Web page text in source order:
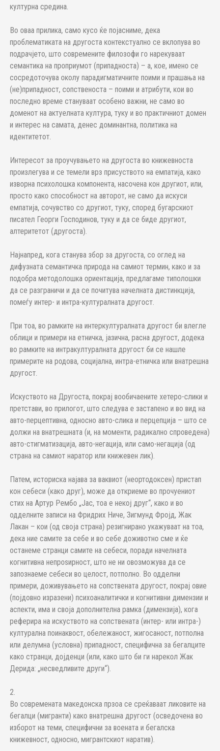
културна средина.
Во оваа прилика, само кусо ќе појасниме, дека
проблематиката на другоста контекстуално се вклопува во
подрачјето, што современите филозофи го нарекуваат
семантика на проприумот (припадноста) – а, кое, имено се
сосредоточува околу парадигматичните поими и прашања на
(не)припадност, сопственоста – поими и атрибути, кои во
последно време стануваат особено важни, не само во
доменот на актуелната култура, туку и во практичниот домен
и интерес на самата, денес доминантна, политика на
идентитетот.
Интересот за проучувањето на другоста во книжевноста
произлегува и се темели врз присуството на емпатија, како
изворна психолошка компонента, насочена кон другиот, или,
просто како способност на авторот, не само да искуси
емпатија, сочувство со другиот, туку, според бугарскиот
писател Георги Господинов, туку и да се биде другиот,
алтеритетот (другоста).
Најнапред, кога станува збор за другоста, со оглед на
дифузната семантичка природа на самиот термин, како и за
подобра методолошка ориентација, предлагаме типолошки
да се разграничи и да се почитува начелната дистинкција,
помеѓу интер- и интра-културалната другост.
При тоа, во рамките на интеркултуралната другост би влегле
облици и примери на етничка, јазична, расна другост, додека
во рамките на интракултуралната другост би се нашле
примерите на родова, социјална, интра-етничка или внатрешна
другост.
Искуството на Другоста, покрај вообичаените хетеро-слики и
претстави, во прилогот, што следува е застапено и во вид на
авто-перцептивна, односно авто-слика и перцепција – што се
должи на внатрешната (и, на моменти, радикално спроведена)
авто-стигматизација, авто-негација, или само-негација (од
страна на самиот наратор или книжевен лик).
Патем, историска најава за ваквиот (неортодоксен) пристап
кон себеси (како друг), може да откриеме во прочуениот
стих на Артур Рембо „Јас, тоа е некој друг“, како и во
одделните записи на Фридрих Ниче, Зигмунд Фројд, Жак
Лакан – кои (од своја страна) резигнирано укажуваат на тоа,
дека ние самите за себе и во себе доживотно сме и ќе
останеме странци самите на себеси, поради начелната
когнитивна непроѕирност, што не ни овозможува да се
запознаеме себеси во целост, потполно. Во одделни
примери, доживувањето на сопствената другост, покрај овие
(појдовно изразени) психоаналитички и когнитивни димензии и
аспекти, има и своја дополнителна рамка (димензија), кога
реферира на искуството на сопствената (интер- или интра-)
културална поинаквост, обележаност, жигосаност, потполна
или делумна (условна) припадност, специфична за бегалците
како странци, дојденци (или, како што би ги нарекол Жак
Дерида: „несведливите други“).
2.
Во современата македонска прзоа се среќаваат ликовите на
бегалци (мигранти) како внатрешна другост (осведочена во
изборот на теми, специфични за воената и бегалска
книжевност, односно, мигрантскиот наратив).